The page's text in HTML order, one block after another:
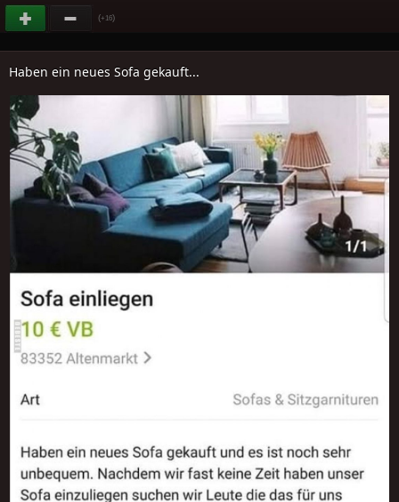
(+16)
Haben ein neues Sofa gekauft...